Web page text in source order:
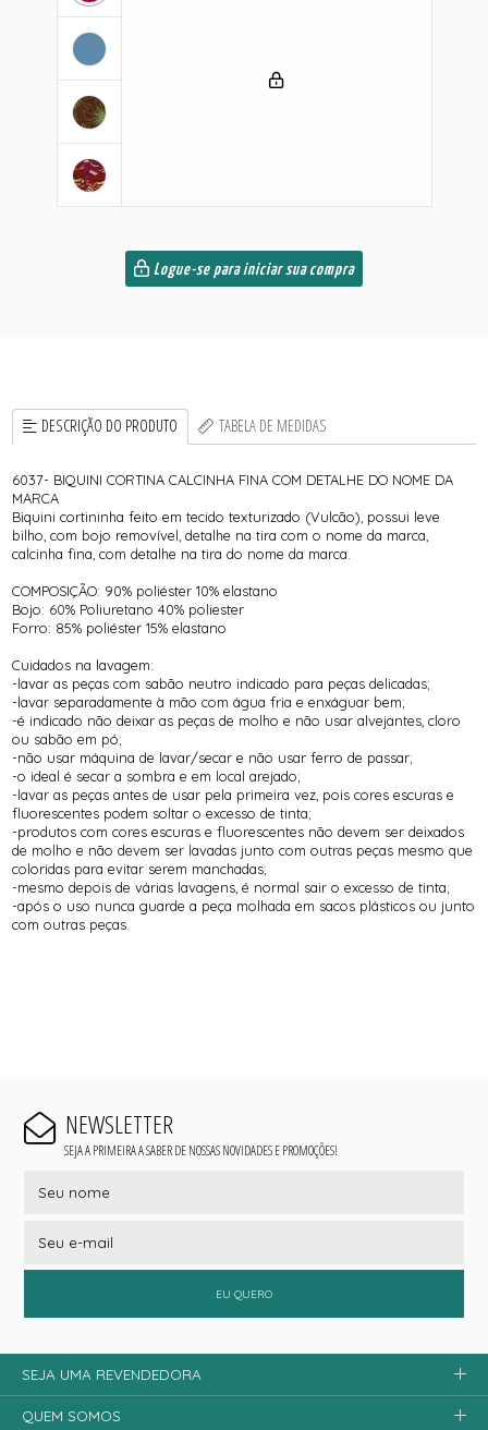
Logue-se para iniciar sua compra
DESCRIÇÃO DO PRODUTO TABELA DE MEDIDAS
6037- BIQUINI CORTINA CALCINHA FINA COM DETALHE DO NOME DA
MARCA
Biquini cortininha feito em tecido texturizado (Vulcão), possui leve
bilho, com bojo removível, detalhe na tira com o nome da marca,
calcinha fina, com detalhe na tira do nome da marca.
COMPOSIÇÃO: 90% poliéster 10% elastano
Bojo: 60% Poliuretano 40% poliester
Forro: 85% poliéster 15% elastano
Cuidados na lavagem:
-lavar as peças com sabão neutro indicado para peças delicadas;
-lavar separadamente à mão com água fria e enxáguar bem;
-é indicado não deixar as peças de molho e não usar alvejantes, cloro
ou sabão em pó;
-não usar máquina de lavar/secar e não usar ferro de passar;
-o ideal é secar a sombra e em local arejado;
-lavar as peças antes de usar pela primeira vez, pois cores escuras e
fluorescentes podem soltar o excesso de tinta;
-produtos com cores escuras e fluorescentes não devem ser deixados
de molho e não devem ser lavadas junto com outras peças mesmo que
coloridas para evitar serem manchadas;
-mesmo depois de várias lavagens, é normal sair o excesso de tinta;
-após o uso nunca guarde a peça molhada em sacos plásticos ou junto
com outras peças.
NEWSLETTER
SEJA A PRIMEIRA A SABER DE NOSSAS NOVIDADES E PROMOÇÕES!
EU QUERO
SEJA UMA REVENDEDORA
QUEM SOMOS